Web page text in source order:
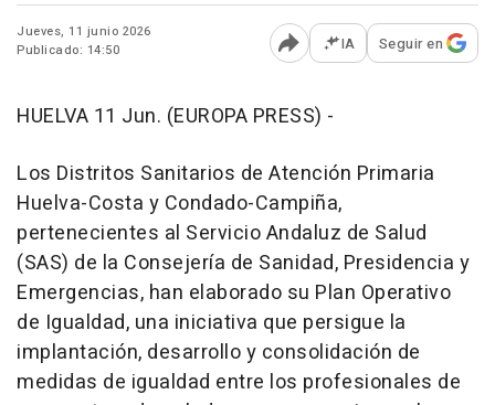
Jueves, 11 junio 2026
Publicado: 14:50
Abrir opciones para
IA Seguir en
HUELVA 11 Jun. (EUROPA PRESS) -
Los Distritos Sanitarios de Atención Primaria
Huelva-Costa y Condado-Campiña,
pertenecientes al Servicio Andaluz de Salud
(SAS) de la Consejería de Sanidad, Presidencia y
Emergencias, han elaborado su Plan Operativo
de Igualdad, una iniciativa que persigue la
implantación, desarrollo y consolidación de
medidas de igualdad entre los profesionales de